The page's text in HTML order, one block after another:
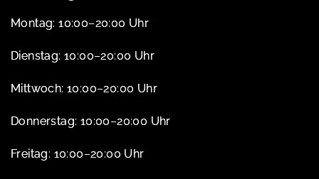
Montag: 10:00–20:00 Uhr
Dienstag: 10:00–20:00 Uhr
Mittwoch: 10:00–20:00 Uhr
Donnerstag: 10:00–20:00 Uhr
Freitag: 10:00–20:00 Uhr